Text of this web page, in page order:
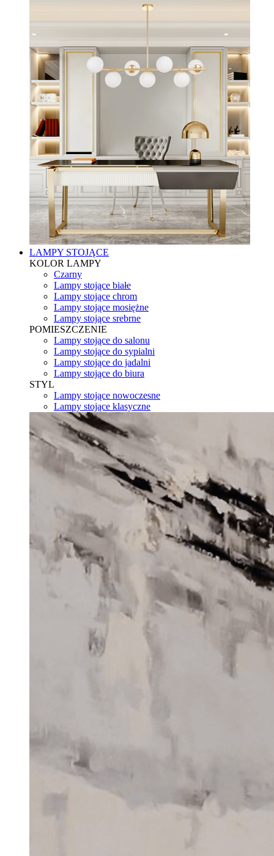
LAMPY STOJĄCE
KOLOR LAMPY
Czarny
Lampy stojące białe
Lampy stojące chrom
Lampy stojące mosiężne
Lampy stojące srebrne
POMIESZCZENIE
Lampy stojące do salonu
Lampy stojące do sypialni
Lampy stojące do jadalni
Lampy stojące do biura
STYL
Lampy stojące nowoczesne
Lampy stojące klasyczne